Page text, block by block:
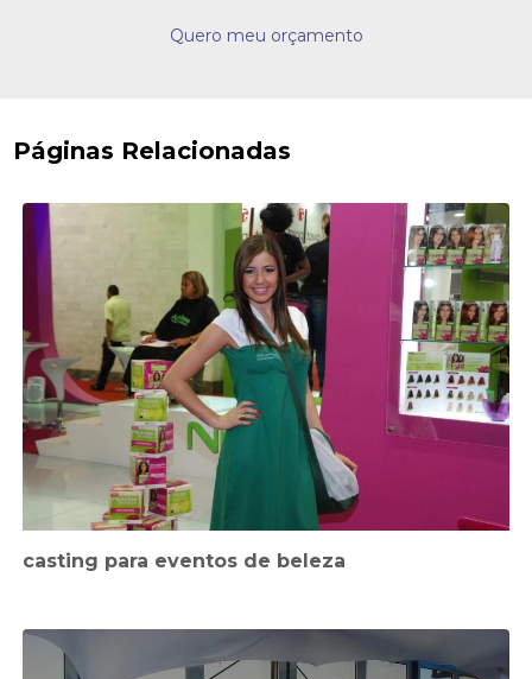
Quero meu orçamento
Páginas Relacionadas
casting para eventos de beleza